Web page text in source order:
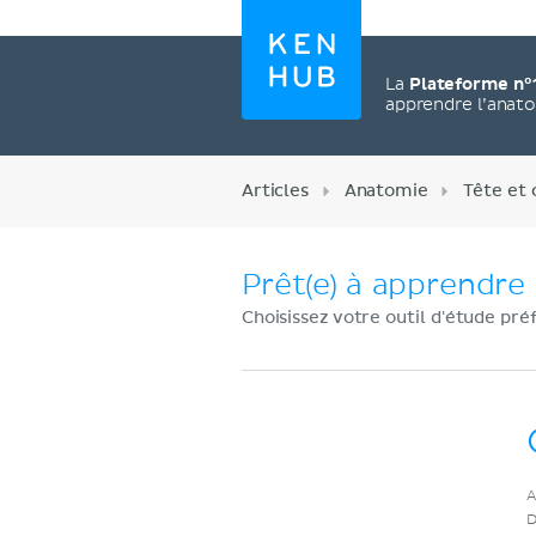
La Plateforme
apprendre
Articles Anatomie Tête et
Prêt(e) à apprendre
Choisissez votre outil d'étude